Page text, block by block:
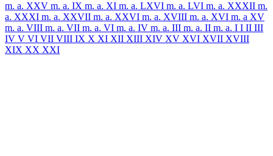
m. a. XXV m. a. IX m. a. XI m. a. LXVI m. a. LVI m. a. XXXII m.
a. XXXI m. a. XXVII m. a. XXVI m. a. XVIII m. a. XVI m. a XV
m. a. VIII m. a. VII m. a. VI m. a. IV m. a. III m. a. II m. a. I I II III
IV V VI VII VIII IX X XI XII XIII XIV XV XVI XVII XVIII
XIX XX XXI